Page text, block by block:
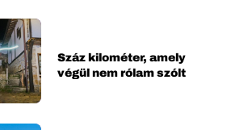
Száz kilométer, amely
végül nem rólam szólt